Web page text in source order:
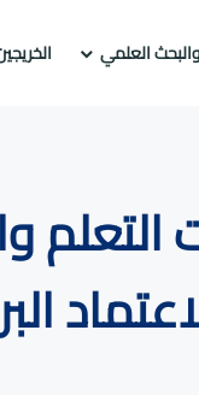
العلمي
التعلم